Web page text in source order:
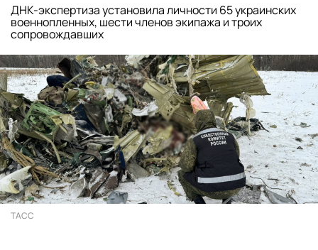
ДНК-экспертиза установила личности 65 украинских
военнопленных, шести членов экипажа и троих
сопровождавших
ТАСС